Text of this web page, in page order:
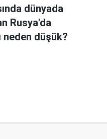
dünyada
Rusya'da
neden düşük?